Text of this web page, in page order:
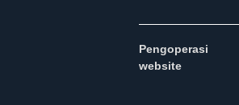
Pengoperasi
website